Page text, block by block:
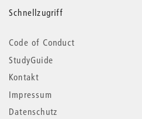
Schnellzugriff
Code of Conduct
StudyGuide
Kontakt
Impressum
Datenschutz